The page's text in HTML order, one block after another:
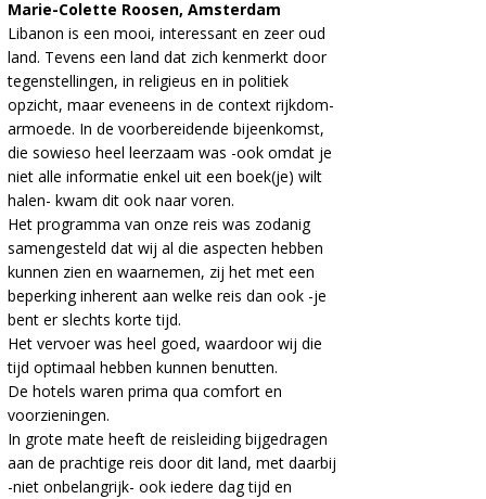
Marie-Colette Roosen, Amsterdam
Libanon is een mooi, interessant en zeer oud
land. Tevens een land dat zich kenmerkt door
tegenstellingen, in religieus en in politiek
opzicht, maar eveneens in de context rijkdom-
armoede. In de voorbereidende bijeenkomst,
die sowieso heel leerzaam was -ook omdat je
niet alle informatie enkel uit een boek(je) wilt
halen- kwam dit ook naar voren.
Het programma van onze reis was zodanig
samengesteld dat wij al die aspecten hebben
kunnen zien en waarnemen, zij het met een
beperking inherent aan welke reis dan ook -je
bent er slechts korte tijd.
Het vervoer was heel goed, waardoor wij die
tijd optimaal hebben kunnen benutten.
De hotels waren prima qua comfort en
voorzieningen.
In grote mate heeft de reisleiding bijgedragen
aan de prachtige reis door dit land, met daarbij
-niet onbelangrijk- ook iedere dag tijd en